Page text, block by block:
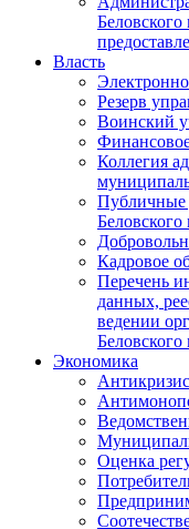
Власть
Резерв
Воинский
Коллегия
Публичные
Кадровое
Перечень
данных,
ведении
Экономика
Оценка